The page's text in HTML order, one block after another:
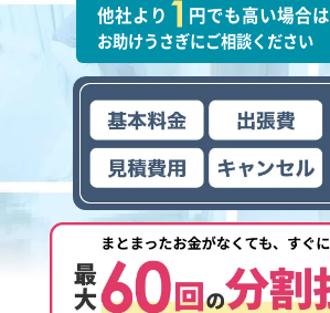
他社より 円でも高い場合は
お助けうさぎにご相談ください